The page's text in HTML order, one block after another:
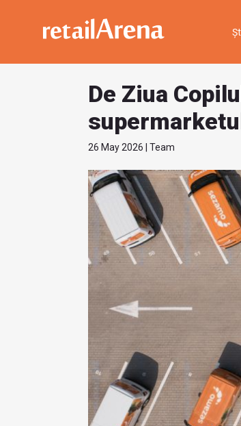
De Ziua
26 May 2026 | Team